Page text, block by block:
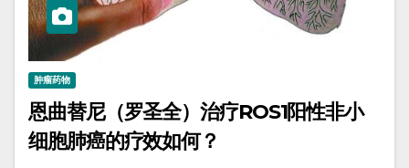
肿瘤药物
恩曲替尼（罗圣全）治疗ROS1阳性非小
细胞肺癌的疗效如何？